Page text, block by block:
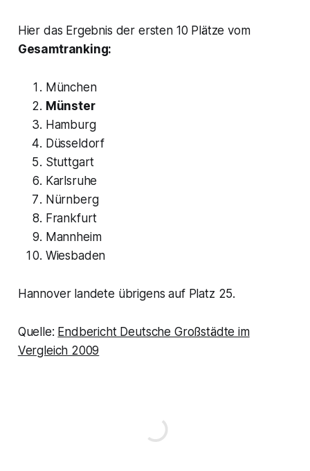
Hier das Ergebnis der ersten 10 Plätze vom
Gesamtranking:
München
Münster
Hamburg
Düsseldorf
Stuttgart
Karlsruhe
Nürnberg
Frankfurt
Mannheim
Wiesbaden
Hannover landete übrigens auf Platz 25.
Quelle: Endbericht Deutsche Großstädte im
Vergleich 2009